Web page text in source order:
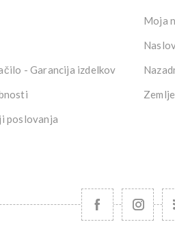
- Garancija izdelkov
poslovanja
Moja